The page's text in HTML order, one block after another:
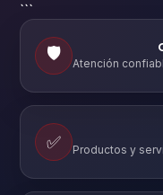
```
🛡️
Atención
✅
Productos y